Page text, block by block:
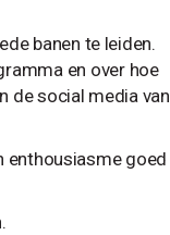
banen te leiden.
en over hoe
de social media van
enthousiasme goed